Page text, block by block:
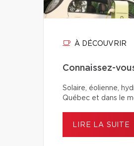
À DÉCOUVRIR
Connaissez-
Solaire, éolienne,
Québec et dans le
LIRE LA SUITE